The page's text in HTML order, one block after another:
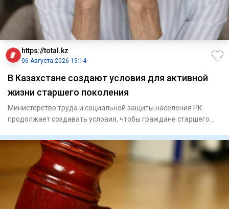
https://total.kz
06 Августа 2026 19:14
В Казахстане создают условия для активной
жизни старшего поколения
Министерство труда и социальной защиты населения РК
продолжает создавать условия, чтобы граждане старшего